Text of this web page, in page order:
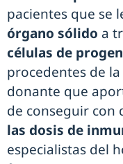
pacientes que se
órgano sólido a
células de
procedentes de
donante que
de conseguir con
las dosis de
especialistas del